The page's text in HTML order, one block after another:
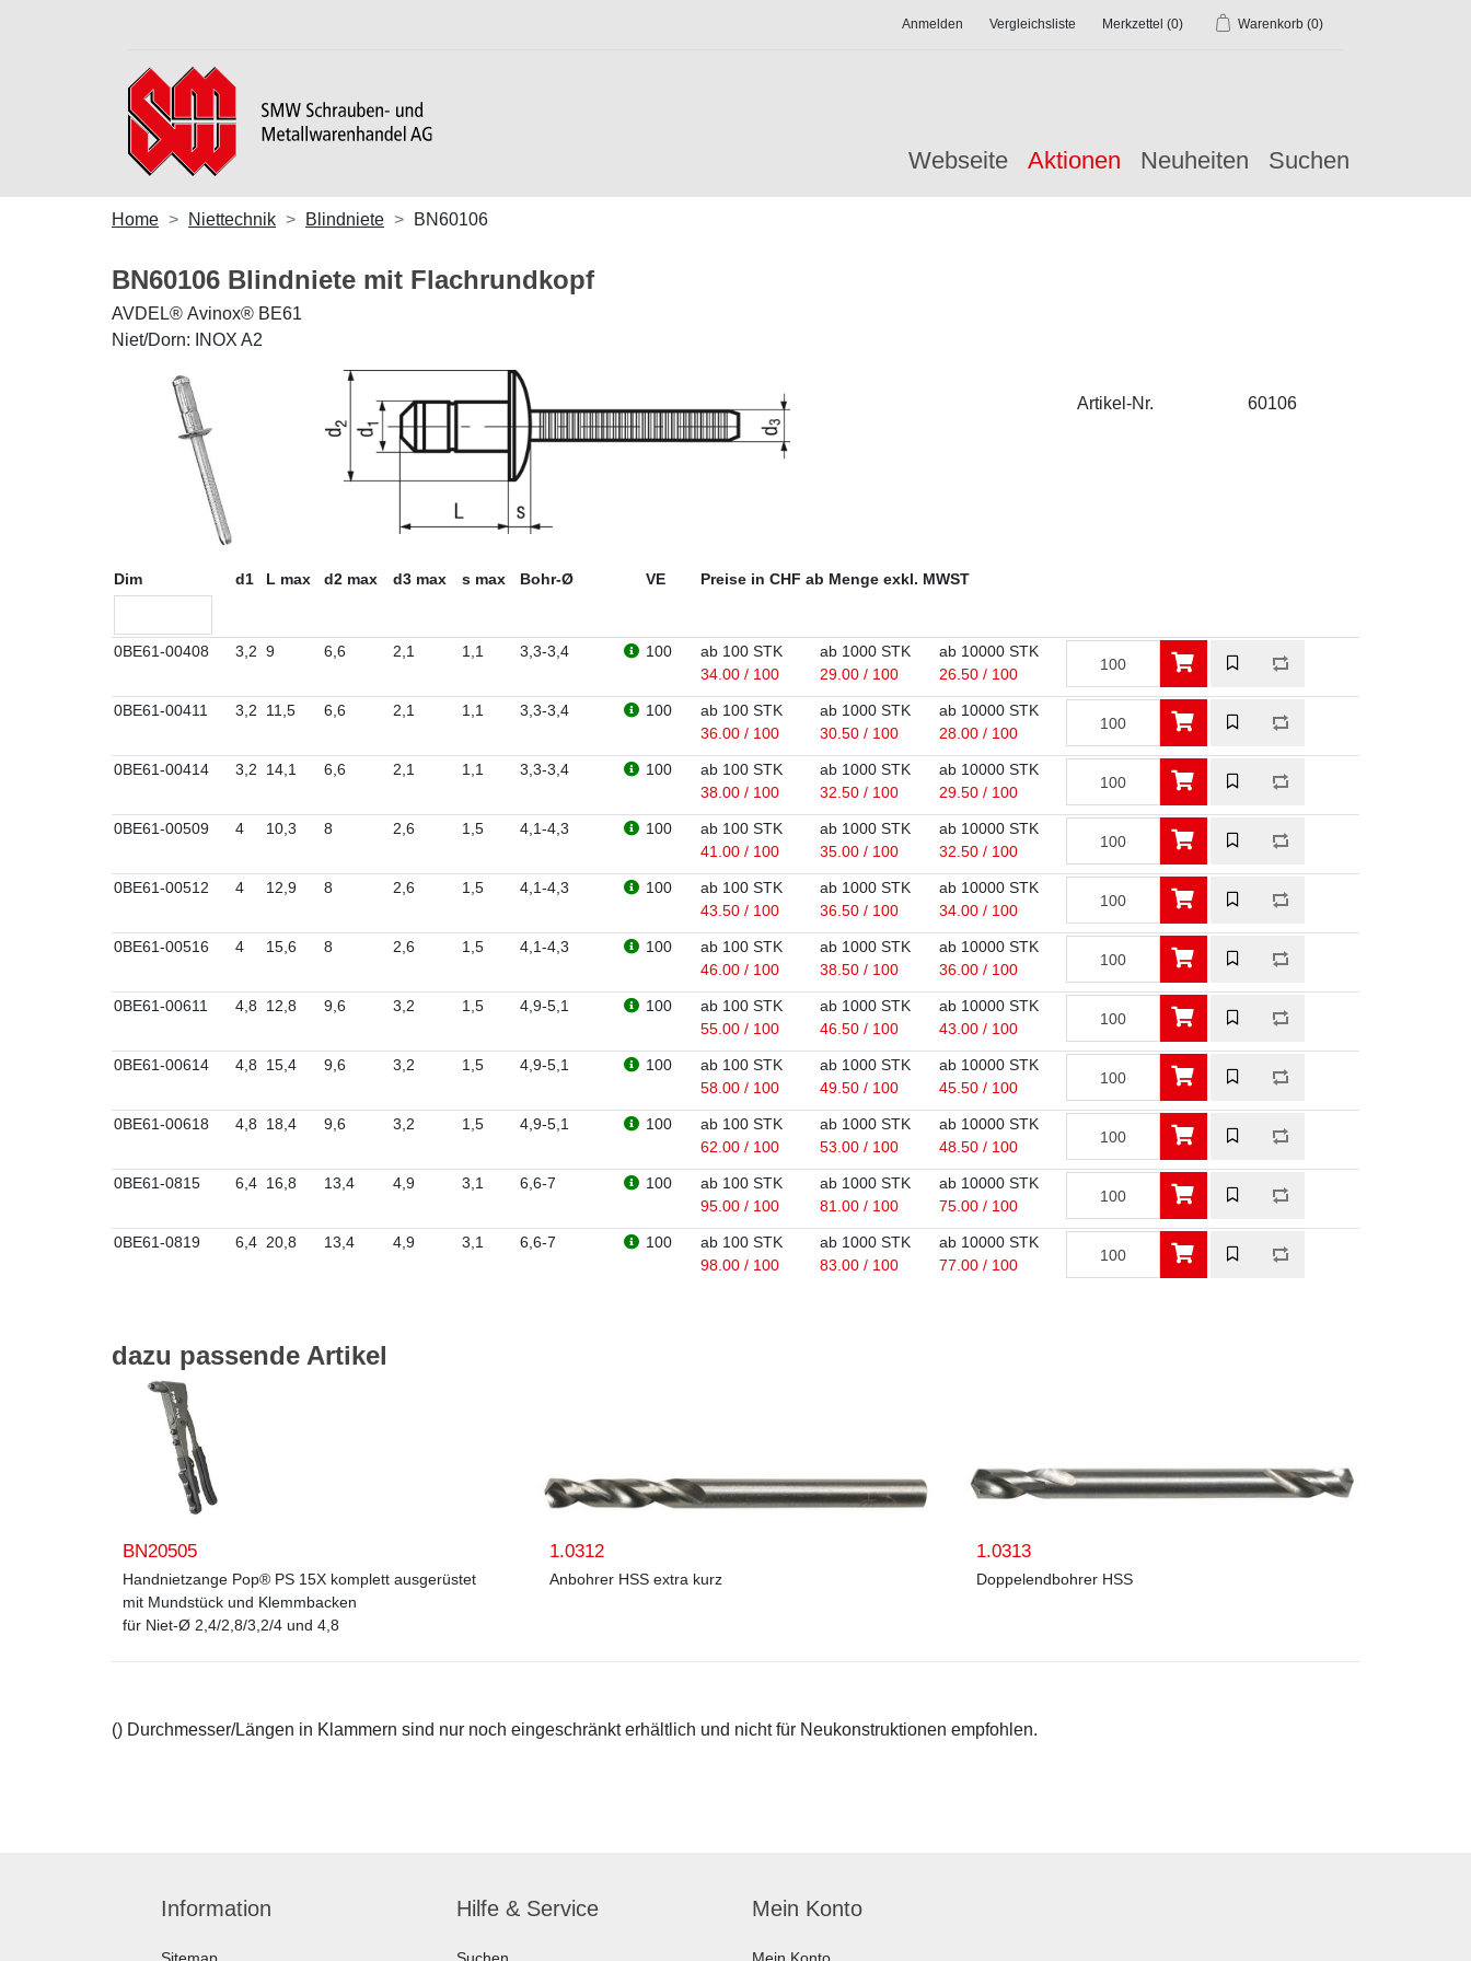
Anmelden Vergleichsliste Merkzettel (0) Warenkorb (0)
Webseite Aktionen Neuheiten Suchen
Home Niettechnik Blindniete BN60106
BN60106 Blindniete mit Flachrundkopf
AVDEL® Avinox® BE61
Niet/Dorn: INOX A2
Artikel-Nr. 60106
Dim d1 L max d2 max d3 max s max Bohr-Ø VE Preise in CHF ab Menge exkl. MWST
0BE61-00408 3,2 9 6,6 2,1 1,1 3,3-3,4 100
ab 100 STK
34.00 / 100
ab 1000 STK
29.00 / 100
ab 10000 STK
26.50 / 100
0BE61-00411 3,2 11,5 6,6 2,1 1,1 3,3-3,4 100
ab 100 STK
36.00 / 100
ab 1000 STK
30.50 / 100
ab 10000 STK
28.00 / 100
0BE61-00414 3,2 14,1 6,6 2,1 1,1 3,3-3,4 100
ab 100 STK
38.00 / 100
ab 1000 STK
32.50 / 100
ab 10000 STK
29.50 / 100
0BE61-00509 4 10,3 8 2,6 1,5 4,1-4,3 100
ab 100 STK
41.00 / 100
ab 1000 STK
35.00 / 100
ab 10000 STK
32.50 / 100
0BE61-00512 4 12,9 8 2,6 1,5 4,1-4,3 100
ab 100 STK
43.50 / 100
ab 1000 STK
36.50 / 100
ab 10000 STK
34.00 / 100
0BE61-00516 4 15,6 8 2,6 1,5 4,1-4,3 100
ab 100 STK
46.00 / 100
ab 1000 STK
38.50 / 100
ab 10000 STK
36.00 / 100
0BE61-00611 4,8 12,8 9,6 3,2 1,5 4,9-5,1 100
ab 100 STK
55.00 / 100
ab 1000 STK
46.50 / 100
ab 10000 STK
43.00 / 100
0BE61-00614 4,8 15,4 9,6 3,2 1,5 4,9-5,1 100
ab 100 STK
58.00 / 100
ab 1000 STK
49.50 / 100
ab 10000 STK
45.50 / 100
0BE61-00618 4,8 18,4 9,6 3,2 1,5 4,9-5,1 100
ab 100 STK
62.00 / 100
ab 1000 STK
53.00 / 100
ab 10000 STK
48.50 / 100
0BE61-0815 6,4 16,8 13,4 4,9 3,1 6,6-7 100
ab 100 STK
95.00 / 100
ab 1000 STK
81.00 / 100
ab 10000 STK
75.00 / 100
0BE61-0819 6,4 20,8 13,4 4,9 3,1 6,6-7 100
ab 100 STK
98.00 / 100
ab 1000 STK
83.00 / 100
ab 10000 STK
77.00 / 100
dazu passende Artikel
BN20505
Handnietzange Pop® PS 15X komplett ausgerüstet
mit Mundstück und Klemmbacken
für Niet-Ø 2,4/2,8/3,2/4 und 4,8
1.0312
Anbohrer HSS extra kurz
1.0313
Doppelendbohrer HSS
() Durchmesser/Längen in Klammern sind nur noch eingeschränkt erhältlich und nicht für Neukonstruktionen empfohlen.
Information Hilfe & Service Mein Konto